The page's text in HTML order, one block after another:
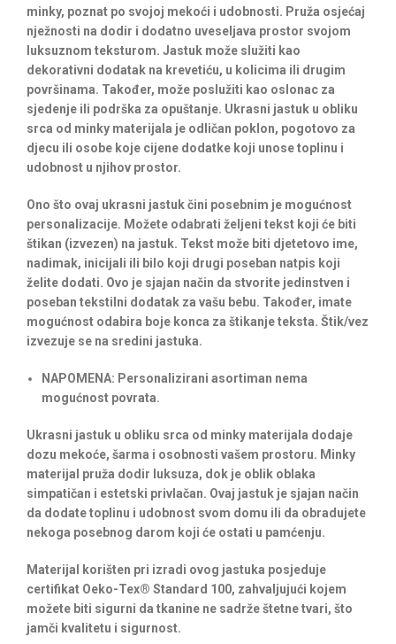
minky, poznat po svojoj mekoći i udobnosti. Pruža osjećaj
nježnosti na dodir i dodatno uveseljava prostor svojom
luksuznom teksturom. Jastuk može služiti kao
dekorativni dodatak na krevetiću, u kolicima ili drugim
površinama. Također, može poslužiti kao oslonac za
sjedenje ili podrška za opuštanje. Ukrasni jastuk u obliku
srca od minky materijala je odličan poklon, pogotovo za
djecu ili osobe koje cijene dodatke koji unose toplinu i
udobnost u njihov prostor.
Ono što ovaj ukrasni jastuk čini posebnim je mogućnost
personalizacije. Možete odabrati željeni tekst koji će biti
štikan (izvezen) na jastuk. Tekst može biti djetetovo ime,
nadimak, inicijali ili bilo koji drugi poseban natpis koji
želite dodati. Ovo je sjajan način da stvorite jedinstven i
poseban tekstilni dodatak za vašu bebu. Također, imate
mogućnost odabira boje konca za štikanje teksta. Štik/vez
izvezuje se na sredini jastuka.
NAPOMENA: Personalizirani asortiman nema
mogućnost povrata.
Ukrasni jastuk u obliku srca od minky materijala dodaje
dozu mekoće, šarma i osobnosti vašem prostoru. Minky
materijal pruža dodir luksuza, dok je oblik oblaka
simpatičan i estetski privlačan. Ovaj jastuk je sjajan način
da dodate toplinu i udobnost svom domu ili da obradujete
nekoga posebnog darom koji će ostati u pamćenju.
Materijal korišten pri izradi ovog jastuka posjeduje
certifikat Oeko-Tex® Standard 100, zahvaljujući kojem
možete biti sigurni da tkanine ne sadrže štetne tvari, što
jamči kvalitetu i sigurnost.